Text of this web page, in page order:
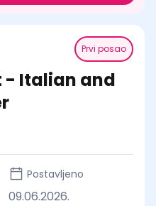
Prvi posao
- Italian and
Postavljeno
09.06.2026.